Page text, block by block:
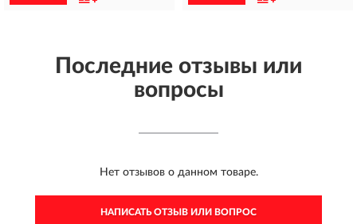
Последние отзывы или
вопросы
Нет отзывов о данном товаре.
НАПИСАТЬ ОТЗЫВ ИЛИ ВОПРОС